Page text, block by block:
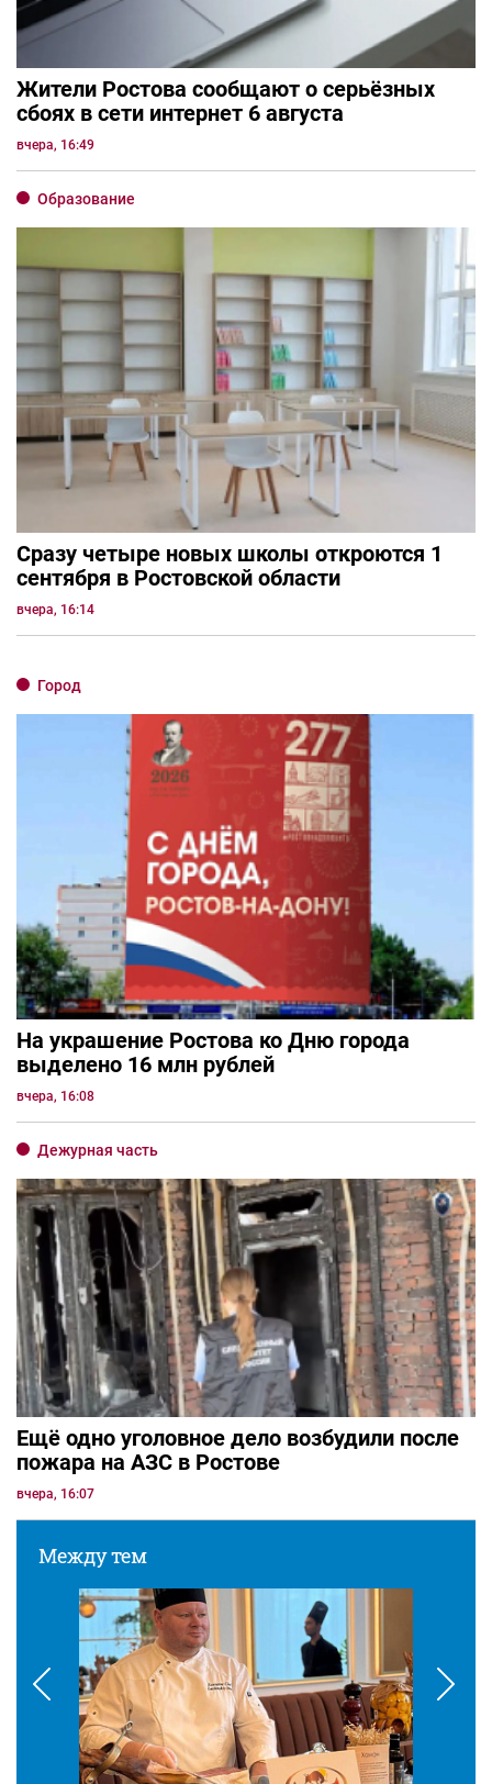
Жители Ростова сообщают о серьёзных
сбоях в сети интернет 6 августа
вчера, 16:49
Образование
Сразу четыре новых школы откроются 1
сентября в Ростовской области
вчера, 16:14
Город
На украшение Ростова ко Дню города
выделено 16 млн рублей
вчера, 16:08
Дежурная часть
Ещё одно уголовное дело возбудили после
пожара на АЗС в Ростове
вчера, 16:07
Между тем